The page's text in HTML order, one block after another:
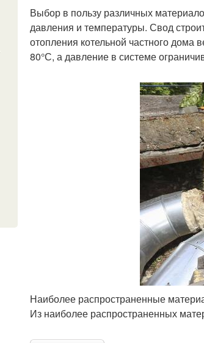
Выбор в пользу различных
давления и температуры. Свод
отопления котельной частного дома
80°С, а давление в системе
Наиболее распространенные
Из наиболее распространенных